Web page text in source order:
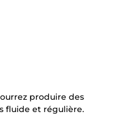
produire des
fluide et régulière.